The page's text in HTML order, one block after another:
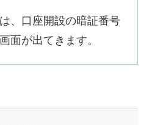
、口座開設の暗証番号
面が出てきます。